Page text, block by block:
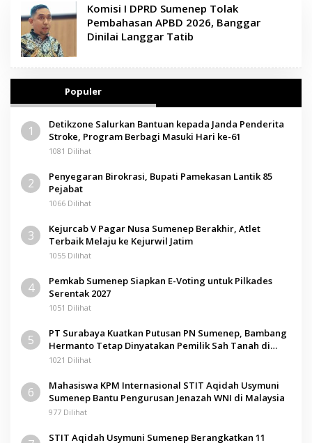
Komisi I DPRD Sumenep Tolak
Pembahasan APBD 2026, Banggar
Dinilai Langgar Tatib
Populer
1
Detikzone Salurkan Bantuan kepada Janda Penderita
Stroke, Program Berbagi Masuki Hari ke-61
1081 Dilihat
2
Penyegaran Birokrasi, Bupati Pamekasan Lantik 85
Pejabat
1066 Dilihat
3
Kejurcab V Pagar Nusa Sumenep Berakhir, Atlet
Terbaik Melaju ke Kejurwil Jatim
1055 Dilihat
4
Pemkab Sumenep Siapkan E-Voting untuk Pilkades
Serentak 2027
1051 Dilihat
5
PT Surabaya Kuatkan Putusan PN Sumenep, Bambang
Hermanto Tetap Dinyatakan Pemilik Sah Tanah di
Pamolokan
1021 Dilihat
6
Mahasiswa KPM Internasional STIT Aqidah Usymuni
Sumenep Bantu Pengurusan Jenazah WNI di Malaysia
977 Dilihat
STIT Aqidah Usymuni Sumenep Berangkatkan 11